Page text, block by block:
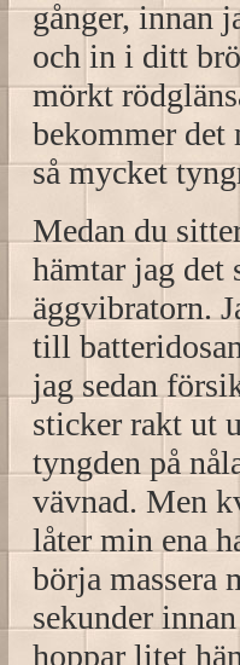
gånger, innan
och in i ditt
mörkt
bekommer
så mycket
Medan du
hämtar jag det
äggvibratorn.
till
jag sedan
sticker rakt ut
tyngden på
vävnad. Men
låter min ena
börja massera
sekunder
hoppar litet